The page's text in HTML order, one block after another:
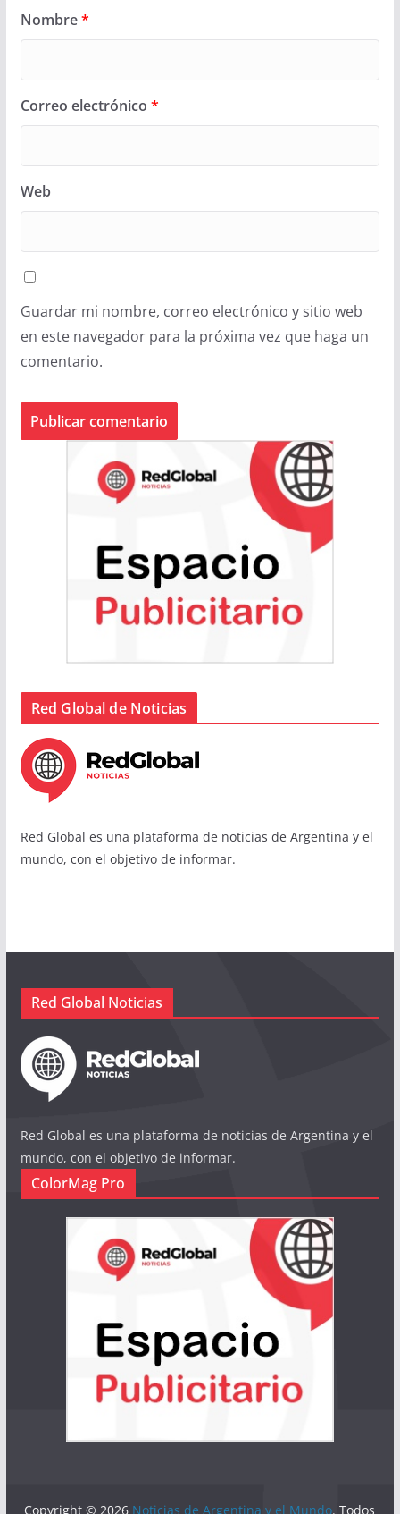
Nombre*
Correo electrónico *
Web
Guardar mi nombre, correo electrónico y sitio web
en este navegador para la próxima vez que haga un
comentario.
Red Global de Noticias
Red Global es una plataforma de noticias de Argentina y el
mundo, con el objetivo de informar.
Red Global Noticias
Red Global es una plataforma de noticias de Argentina y el
mundo, con el objetivo de informar.
ColorMag Pro
Copyright © 2026 Noticias de Argentina y el Mundo. Todos